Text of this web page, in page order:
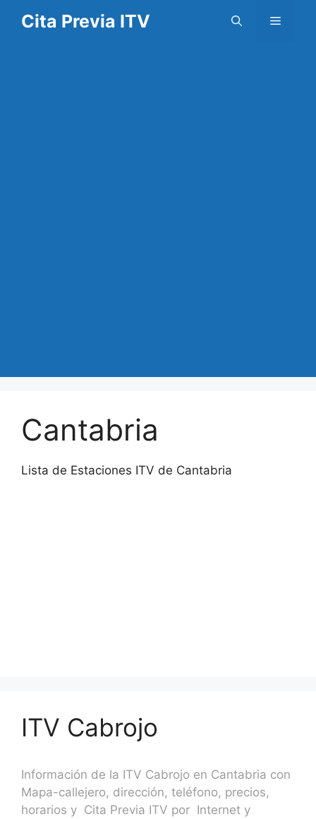
Cita Previa ITV Menú
Cantabria
Lista de Estaciones ITV de Cantabria
ITV Cabrojo
Información de la ITV Cabrojo en Cantabria con
Mapa-callejero, dirección, teléfono, precios,
horarios y Cita Previa ITV por Internet y